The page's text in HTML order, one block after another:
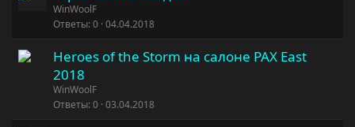
WinWoolF
Ответы 0 04.04.2018
Heroes of the Storm на салоне PAX East
2018
WinWoolF
Ответы 0 03.04.2018